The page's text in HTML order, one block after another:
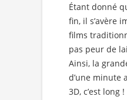
Étant donné
fin, il s’avère
films
pas peur de
Ainsi, la
d’une minute
3D, c’est long !